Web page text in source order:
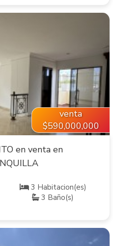
venta
$590,000,000
en venta en
3 Habitacion(es)
3 Baño(s)